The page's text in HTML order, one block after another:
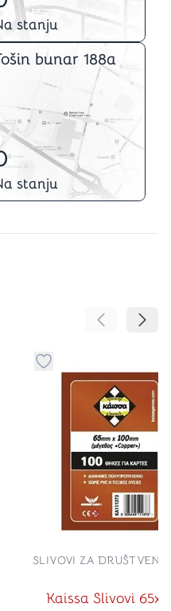
stanju
bunar 188a
stanju
Pomeranje
kategoriju omiljeno
Dugme za dodavanje
Kaissa Slivovi
SLIVOVI ZA DRUŠTVENE